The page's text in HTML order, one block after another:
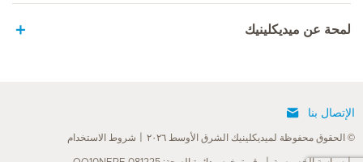
لمحة عن ميديكلينيك
الإتصال بنا
© الحقوق محفوظة لميديكلينيك الشرق الأوسط ٢٠٢٦ شروط الاستخدام